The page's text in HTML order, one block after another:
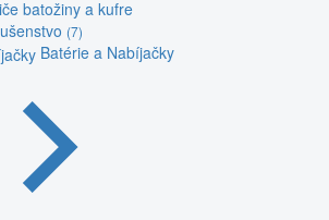
batožiny a kufre
(7)
Batérie a Nabíjačky